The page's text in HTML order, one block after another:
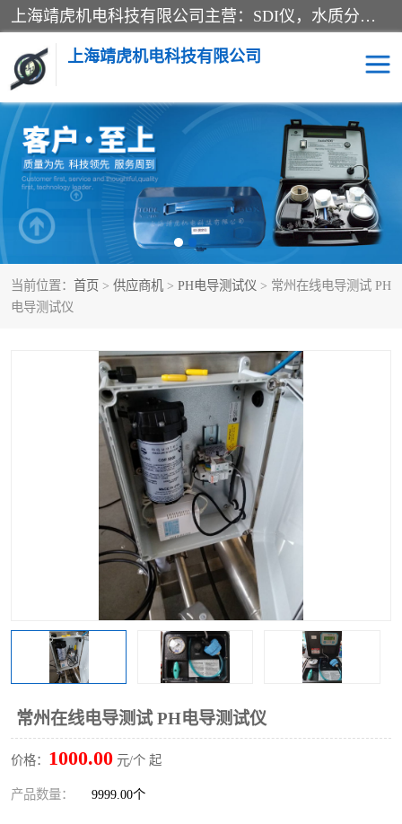
上海靖虎机电科技有限公司主营：SDI仪，水质分析仪，水质检测仪产品；上海靖虎机电科技有限公司在专业制造和研发等方面的强大的平台优势，利用自身在自动化仪表、自控系统及环保监测仪器的专长，以优良的技术，优越的产品质量和良好的服务质量与广大客户真诚合作。
上海靖虎机电科技有限公司
当前位置： 首页 > 供应商机 > PH电导测试仪 > 常州在线电导测试 PH
电导测试仪
常州在线电导测试 PH电导测试仪
价格： 1000.00 元/个 起
产品数量： 9999.00个
SDI仪 过滤膜过滤纸
PH电导测试笔 水质分析仪
水质检测仪 电导测试笔
PH电导测试仪